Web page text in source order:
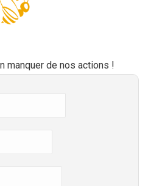
manquer de nos actions !